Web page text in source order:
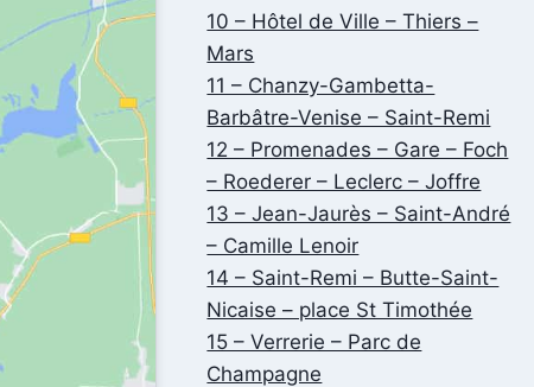
10 – Hôtel de Ville – Thiers –
Mars
11 – Chanzy-Gambetta-
Barbâtre-Venise – Saint-Remi
12 – Promenades – Gare – Foch
– Roederer – Leclerc – Joffre
13 – Jean-Jaurès – Saint-André
– Camille Lenoir
14 – Saint-Remi – Butte-Saint-
Nicaise – place St Timothée
15 – Verrerie – Parc de
Champagne